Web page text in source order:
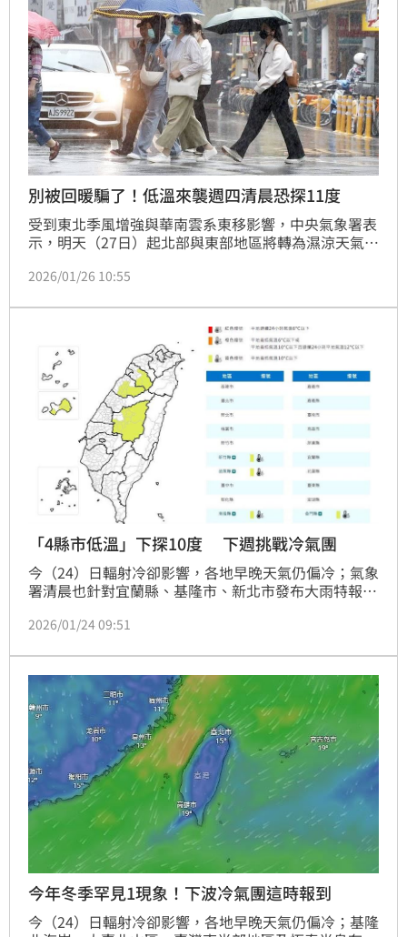
別被回暖騙了！低溫來襲週四清晨恐探11度
受到東北季風增強與華南雲系東移影響，中央氣象署表
示，明天（27日）起北部與東部地區將轉為濕涼天氣，
大台北山區、基隆北海岸及東北部地區將出現局部較大
2026/01/26 10:55
「4縣市低溫」下探10度 下週挑戰冷氣團
今（24）日輻射冷卻影響，各地早晚天氣仍偏冷；氣象
署清晨也針對宜蘭縣、基隆市、新北市發布大雨特報；
投縣、金門縣有10度以下氣溫發生的機率。且下週二
北部及東北部氣溫會再下降。（記者：簡浩正）
2026/01/24 09:51
今年冬季罕見1現象！下波冷氣團這時報到
今（24）日輻射冷卻影響，各地早晚天氣仍偏冷；基隆